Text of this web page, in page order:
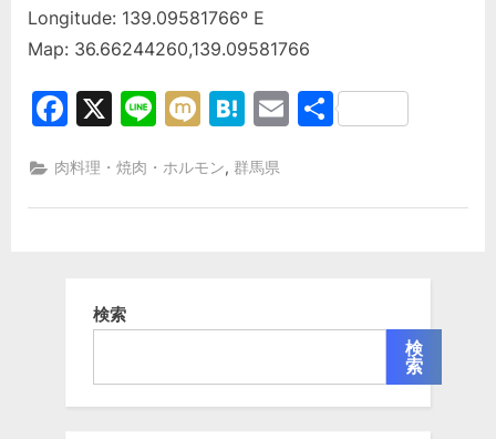
Longitude: 139.09581766º E
Map: 36.66244260,139.09581766
Facebook
X LineMixiHatena
Email
共
肉料理・焼肉・ホルモン, 群馬県
検索
検
索